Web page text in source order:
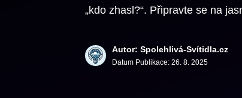
„kdo zhasl?“. Připravte se na
Autor: Spolehlivá-Svítidla.cz
Datum Publikace: 26. 8. 2025